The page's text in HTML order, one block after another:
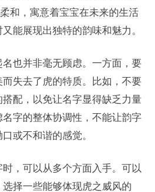
和，寓意着宝宝在未来的生活
能展现出独特的韵味和魅力。
也并非毫无顾虑。一方面，要
失去了虎的特质。比如，不要
配，以免让名字显得缺乏力量
字的整体协调性，不能让韵字
或不和谐的感觉。
，可以从多个方面入手。可以
择一些能够体现虎之威风的